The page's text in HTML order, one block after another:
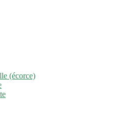
(écorce)